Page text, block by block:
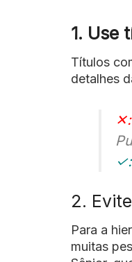
1. Use
Títulos
detalhes
✕:
✓:
2.
Para a
muitas